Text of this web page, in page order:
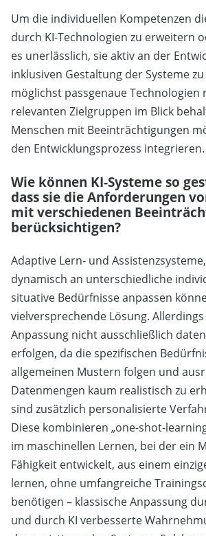
Um die individuellen Kompetenzen
durch KI-Technologien zu erweitern
es unerlässlich, sie aktiv an der
inklusiven Gestaltung der Systeme
möglichst passgenaue Technologien
relevanten Zielgruppen im Blick
Menschen mit Beeinträchtigungen
den Entwicklungsprozess integrieren.
Wie können KI-Systeme so
dass sie die Anforderungen
mit verschiedenen
berücksichtigen?
Adaptive Lern- und
dynamisch an unterschiedliche
situative Bedürfnisse anpassen
vielversprechende Lösung.
Anpassung nicht ausschließlich
erfolgen, da die spezifischen
allgemeinen Mustern folgen und
Datenmengen kaum realistisch zu
sind zusätzlich personalisierte
Diese kombinieren „one-shot-
im maschinellen Lernen, bei der ein
Fähigkeit entwickelt, aus einem
lernen, ohne umfangreiche
benötigen – klassische Anpassung
und durch KI verbesserte